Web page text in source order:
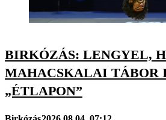
BIRKÓZÁS: LENGYEL,
MAHACSKALAI TÁBOR
„ÉTLAPON”